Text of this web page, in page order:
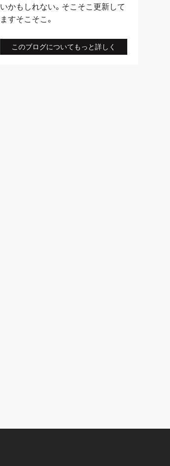
いかもしれない。そこそこ更新して
ますそこそこ。
このブログについてもっと詳しく